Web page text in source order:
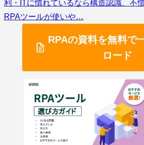
利・ITに慣れているなら構造認識、不
RPAツールが使いや…
RPAの資料を無料で
ロード